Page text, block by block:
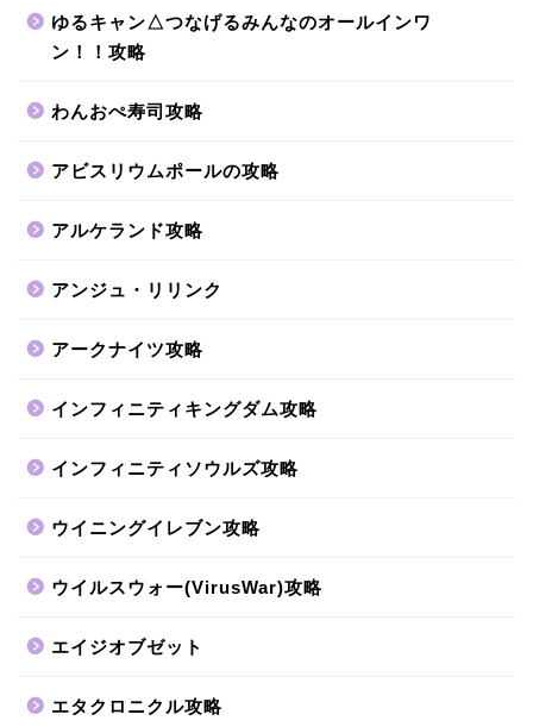
ゆるキャン△つなげるみんなのオールインワ
ン！！攻略
わんおぺ寿司攻略
アビスリウムポールの攻略
アルケランド攻略
アンジュ・リリンク
アークナイツ攻略
インフィニティキングダム攻略
インフィニティソウルズ攻略
ウイニングイレブン攻略
ウイルスウォー(VirusWar)攻略
エイジオブゼット
エタクロニクル攻略